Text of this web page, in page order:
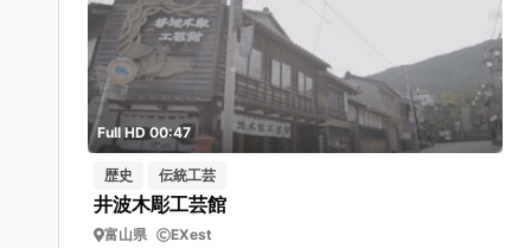
Full HD 00:47
歴史 伝統工芸
井波木彫工芸館
富山県 EXest